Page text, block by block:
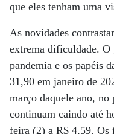
que eles tenham uma
As novidades
extrema dificuldade. O
pandemia e os papéis
31,90 em janeiro de
março daquele ano,
continuam caindo até
feira (2) a R$ 4,59. Os